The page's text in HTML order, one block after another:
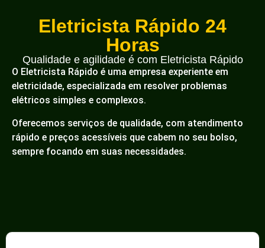
Eletricista Rápido 24
Horas
Qualidade e agilidade é com Eletricista Rápido
O Eletricista Rápido é uma empresa experiente em
eletricidade, especializada em resolver problemas
elétricos simples e complexos.
Oferecemos serviços de qualidade, com atendimento
rápido e preços acessíveis que cabem no seu bolso,
sempre focando em suas necessidades.